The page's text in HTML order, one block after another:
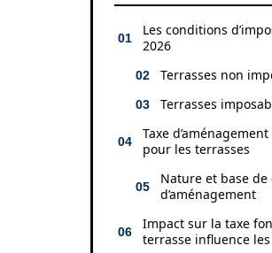
Les conditions
2026
Terrasses non
Terrasses
Taxe
pour les terrasses
Nature et base
d’aménagement
Impact sur la taxe
terrasse influence